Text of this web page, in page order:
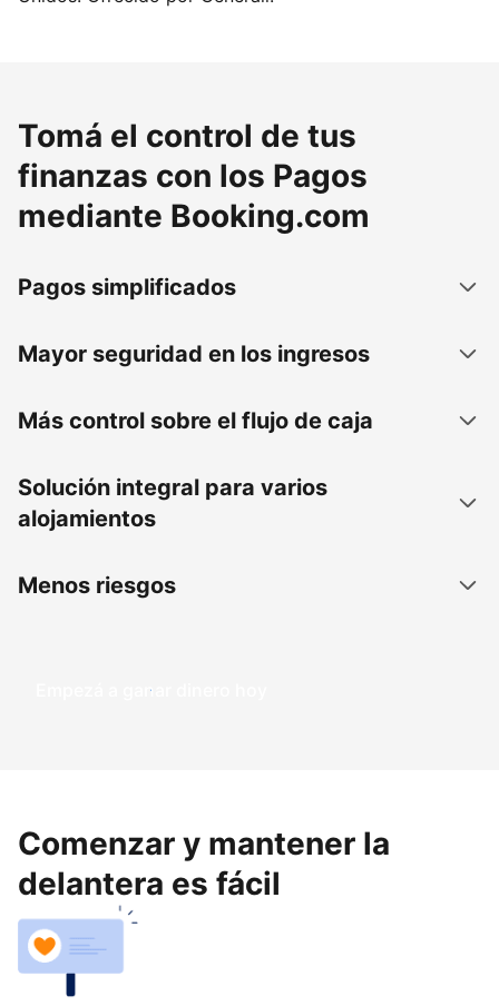
Tomá el control de tus
finanzas con los Pagos
mediante Booking.com
Pagos simplificados
Mayor seguridad en los ingresos
Más control sobre el flujo de caja
Solución integral para varios
alojamientos
Menos riesgos
Empezá a ganar dinero hoy
Comenzar y mantener la
delantera es fácil